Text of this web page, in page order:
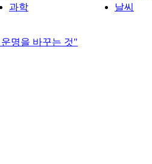
과학
날씨
명을 바꾸는 것"